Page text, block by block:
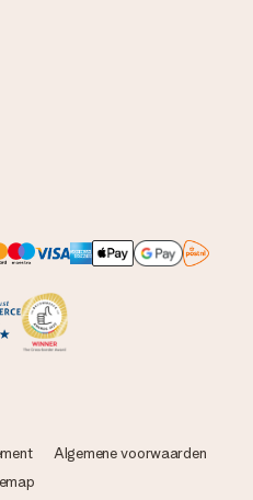
Algemene voorwaarden